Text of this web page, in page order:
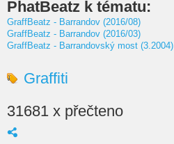
PhatBeatz k tématu:
GraffBeatz - Barrandov (2016/08)
GraffBeatz - Barrandov (2016/03)
GraffBeatz - Barrandovský most (3.2004)
Graffiti
31681 x přečteno